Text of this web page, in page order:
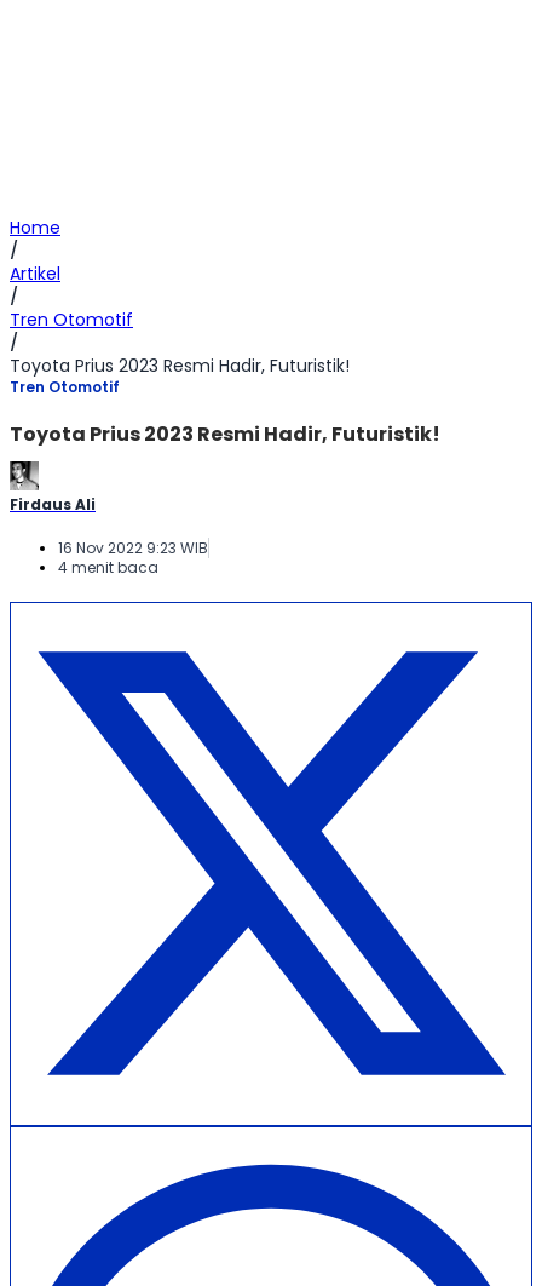
Home
/
Artikel
/
Tren Otomotif
/
Toyota Prius 2023 Resmi Hadir, Futuristik!
Tren Otomotif
Toyota Prius 2023 Resmi Hadir, Futuristik!
Firdaus Ali
16 Nov 2022 9:23 WIB
4 menit baca